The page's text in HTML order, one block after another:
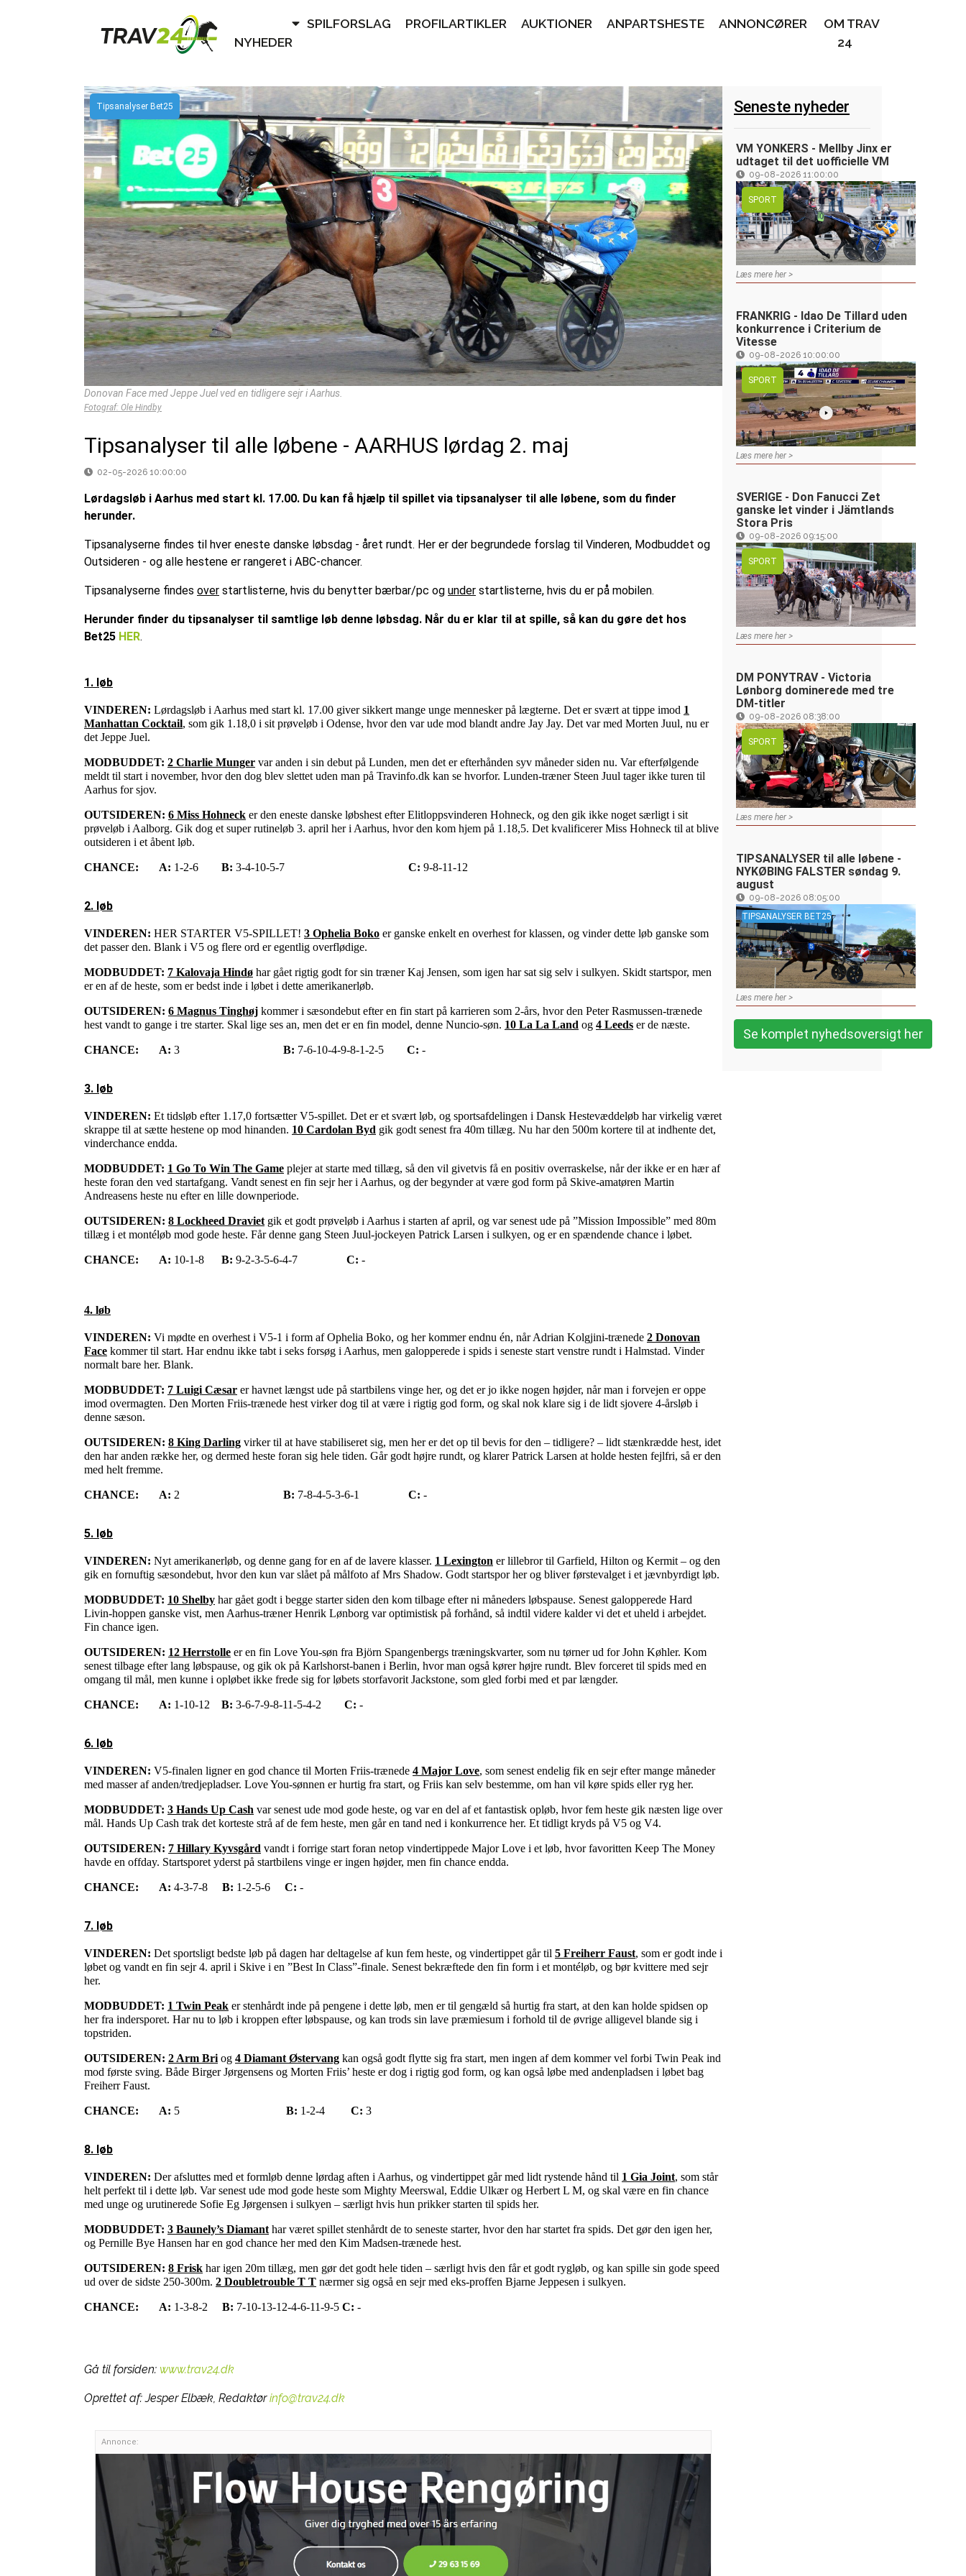
Tipsanalyser Bet25
Donovan Face med Jeppe Juel ved en tidligere sejr i Aarhus.
Fotograf: Ole Hindby
Tipsanalyser til alle løbene - AARHUS lørdag 2. maj
02-05-2026 10:00:00
Lørdagsløb i Aarhus med start kl. 17.00. Du kan få hjælp til spillet via tipsanalyser til alle løbene, som du finder
herunder.
Tipsanalyserne findes til hver eneste danske løbsdag - året rundt. Her er der begrundede forslag til Vinderen, Modbuddet og
Outsideren - og alle hestene er rangeret i ABC-chancer.
Tipsanalyserne findes over startlisterne, hvis du benytter bærbar/pc og under startlisterne, hvis du er på mobilen.
Herunder finder du tipsanalyser til samtlige løb denne løbsdag. Når du er klar til at spille, så kan du gøre det hos
Bet25 HER.
1. løb
VINDEREN: Lørdagsløb i Aarhus med start kl. 17.00 giver sikkert mange unge mennesker på lægterne. Det er svært at tippe imod 1
Manhattan Cocktail, som gik 1.18,0 i sit prøveløb i Odense, hvor den var ude mod blandt andre Jay Jay. Det var med Morten Juul, nu er
det Jeppe Juel.
MODBUDDET: 2 Charlie Munger var anden i sin debut på Lunden, men det er efterhånden syv måneder siden nu. Var efterfølgende
meldt til start i november, hvor den dog blev slettet uden man på Travinfo.dk kan se hvorfor. Lunden-træner Steen Juul tager ikke turen til
Aarhus for sjov.
OUTSIDEREN: 6 Miss Hohneck er den eneste danske løbshest efter Elitloppsvinderen Hohneck, og den gik ikke noget særligt i sit
prøveløb i Aalborg. Gik dog et super rutineløb 3. april her i Aarhus, hvor den kom hjem på 1.18,5. Det kvalificerer Miss Hohneck til at blive
outsideren i et åbent løb.
CHANCE: A: 1-2-6 B: 3-4-10-5-7 C: 9-8-11-12
2. løb
VINDEREN: HER STARTER V5-SPILLET! 3 Ophelia Boko er ganske enkelt en overhest for klassen, og vinder dette løb ganske som
det passer den. Blank i V5 og flere ord er egentlig overflødige.
MODBUDDET: 7 Kalovaja Hindø har gået rigtig godt for sin træner Kaj Jensen, som igen har sat sig selv i sulkyen. Skidt startspor, men
er en af de heste, som er bedst inde i løbet i dette amerikanerløb.
OUTSIDEREN: 6 Magnus Tinghøj kommer i sæsondebut efter en fin start på karrieren som 2-års, hvor den Peter Rasmussen-trænede
hest vandt to gange i tre starter. Skal lige ses an, men det er en fin model, denne Nuncio-søn. 10 La La Land og 4 Leeds er de næste.
CHANCE: A: 3 B: 7-6-10-4-9-8-1-2-5 C: -
3. løb
VINDEREN: Et tidsløb efter 1.17,0 fortsætter V5-spillet. Det er et svært løb, og sportsafdelingen i Dansk Hestevæddeløb har virkelig været
skrappe til at sætte hestene op mod hinanden. 10 Cardolan Byd gik godt senest fra 40m tillæg. Nu har den 500m kortere til at indhente det,
vinderchance endda.
MODBUDDET: 1 Go To Win The Game plejer at starte med tillæg, så den vil givetvis få en positiv overraskelse, når der ikke er en hær af
heste foran den ved startafgang. Vandt senest en fin sejr her i Aarhus, og der begynder at være god form på Skive-amatøren Martin
Andreasens heste nu efter en lille downperiode.
OUTSIDEREN: 8 Lockheed Dravietgik et godt prøveløb i Aarhus i starten af april, og var senest ude på ”Mission Impossible” med 80m
tillæg i et montéløb mod gode heste. Får denne gang Steen Juul-jockeyen Patrick Larsen i sulkyen, og er en spændende chance i løbet.
CHANCE: A: 10-1-8 B: 9-2-3-5-6-4-7 C: -
4. løb
VINDEREN: Vi mødte en overhest i V5-1 i form af Ophelia Boko, og her kommer endnu én, når Adrian Kolgjini-trænede 2 Donovan
Face kommer til start. Har endnu ikke tabt i seks forsøg i Aarhus, men galopperede i spids i seneste start venstre rundt i Halmstad. Vinder
normalt bare her. Blank.
MODBUDDET: 7 Luigi Cæsar er havnet længst ude på startbilens vinge her, og det er jo ikke nogen højder, når man i forvejen er oppe
imod overmagten. Den Morten Friis-trænede hest virker dog til at være i rigtig god form, og skal nok klare sig i de lidt sjovere 4-årsløb i
denne sæson.
OUTSIDEREN: 8 King Darling virker til at have stabiliseret sig, men her er det op til bevis for den – tidligere? – lidt stænkrædde hest, idet
den har anden række her, og dermed heste foran sig hele tiden. Går godt højre rundt, og klarer Patrick Larsen at holde hesten fejlfri, så er den
med helt fremme.
CHANCE: A: 2 B: 7-8-4-5-3-6-1 C: -
5. løb
VINDEREN: Nyt amerikanerløb, og denne gang for en af de lavere klasser. 1 Lexington er lillebror til Garfield, Hilton og Kermit – og den
gik en fornuftig sæsondebut, hvor den kun var slået på målfoto af Mrs Shadow. Godt startspor her og bliver førstevalget i et jævnbyrdigt løb.
MODBUDDET: 10 Shelby har gået godt i begge starter siden den kom tilbage efter ni måneders løbspause. Senest galopperede Hard
Livin-hoppen ganske vist, men Aarhus-træner Henrik Lønborg var optimistisk på forhånd, så indtil videre kalder vi det et uheld i arbejdet.
Fin chance igen.
OUTSIDEREN: 12 Herrstolle er en fin Love You-søn fra Björn Spangenbergs træningskvarter, som nu tørner ud for John Køhler. Kom
senest tilbage efter lang løbspause, og gik ok på Karlshorst-banen i Berlin, hvor man også kører højre rundt. Blev forceret til spids med en
omgang til mål, men kunne i opløbet ikke frede sig for løbets storfavorit Jackstone, som gled forbi med et par længder.
CHANCE: A: 1-10-12 B: 3-6-7-9-8-11-5-4-2 C: -
6. løb
VINDEREN: V5-finalen ligner en god chance til Morten Friis-trænede 4 Major Love, som senest endelig fik en sejr efter mange måneder
med masser af anden/tredjepladser. Love You-sønnen er hurtig fra start, og Friis kan selv bestemme, om han vil køre spids eller ryg her.
MODBUDDET: 3 Hands Up Cash var senest ude mod gode heste, og var en del af et fantastisk opløb, hvor fem heste gik næsten lige over
mål. Hands Up Cash trak det korteste strå af de fem heste, men går en tand ned i konkurrence her. Et tidligt kryds på V5 og V4.
OUTSIDEREN: 7 Hillary Kyvsgård vandt i forrige start foran netop vindertippede Major Love i et løb, hvor favoritten Keep The Money
havde en offday. Startsporet yderst på startbilens vinge er ingen højder, men fin chance endda.
CHANCE: A: 4-3-7-8 B: 1-2-5-6 C: -
7. løb
VINDEREN: Det sportsligt bedste løb på dagen har deltagelse af kun fem heste, og vindertippet går til 5 Freiherr Faust, som er godt inde i
løbet og vandt en fin sejr 4. april i Skive i en ”Best In Class”-finale. Senest bekræftede den fin form i et montéløb, og bør kvittere med sejr
her.
MODBUDDET: 1 Twin Peak er stenhårdt inde på pengene i dette løb, men er til gengæld så hurtig fra start, at den kan holde spidsen op
her fra indersporet. Har nu to løb i kroppen efter løbspause, og kan trods sin lave præmiesum i forhold til de øvrige alligevel blande sig i
topstriden.
OUTSIDEREN: 2 Arm Briog 4 Diamant Østervang kan også godt flytte sig fra start, men ingen af dem kommer vel forbi Twin Peak ind
mod første sving. Både Birger Jørgensens og Morten Friis’ heste er dog i rigtig god form, og kan også løbe med andenpladsen i løbet bag
Freiherr Faust.
CHANCE: A: 5 B: 1-2-4 C: 3
8. løb
VINDEREN: Der afsluttes med et formløb denne lørdag aften i Aarhus, og vindertippet går med lidt rystende hånd til 1 Gia Joint, som står
helt perfekt til i dette løb. Var senest ude mod gode heste som Mighty Meerswal, Eddie Ulkær og Herbert L M, og skal være en fin chance
med unge og urutinerede Sofie Eg Jørgensen i sulkyen – særligt hvis hun prikker starten til spids her.
MODBUDDET: 3 Baunely’s Diamanthar været spillet stenhårdt de to seneste starter, hvor den har startet fra spids. Det gør den igen her,
og Pernille Bye Hansen har en god chance her med den Kim Madsen-trænede hest.
OUTSIDEREN: 8 Frisk har igen 20m tillæg, men gør det godt hele tiden – særligt hvis den får et godt rygløb, og kan spille sin gode speed
ud over de sidste 250-300m. 2 Doubletrouble T T nærmer sig også en sejr med eks-proffen Bjarne Jeppesen i sulkyen.
CHANCE: A: 1-3-8-2 B: 7-10-13-12-4-6-11-9-5 C: -
Gå til forsiden: www.trav24.dk
Oprettet af:Jesper Elbæk, Redaktør info@trav24.dk
Annonce:
Seneste nyheder
VM YONKERS - Mellby Jinx er
udtaget til det uofficielle VM
09-08-2026 11:00:00
SPORT
Læs mere her >
FRANKRIG - Idao De Tillard uden
konkurrence i Criterium de
Vitesse
09-08-2026 10:00:00
SPORT
Læs mere her >
SVERIGE - Don Fanucci Zet
ganske let vinder i Jämtlands
Stora Pris
09-08-2026 09:15:00
SPORT
Læs mere her >
DM PONYTRAV - Victoria
Lønborg dominerede med tre
DM-titler
09-08-2026 08:38:00
SPORT
Læs mere her >
TIPSANALYSER til alle løbene -
NYKØBING FALSTER søndag 9.
august
09-08-2026 08:05:00
TIPSANALYSER BET25
Læs mere her >
Se komplet nyhedsoversigt her
NYHEDER
SPILFORSLAG PROFILARTIKLER AUKTIONER ANPARTSHESTE ANNONCØRER
OM TRAV
24